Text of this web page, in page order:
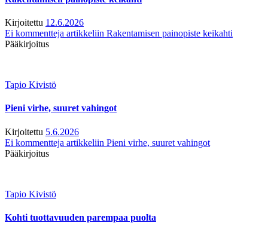
Kirjoitettu 12.6.2026
Ei kommentteja artikkeliin Rakentamisen painopiste keikahti
Pääkirjoitus
Tapio Kivistö
Pieni virhe, suuret vahingot
Kirjoitettu 5.6.2026
Ei kommentteja artikkeliin Pieni virhe, suuret vahingot
Pääkirjoitus
Tapio Kivistö
Kohti tuottavuuden parempaa puolta